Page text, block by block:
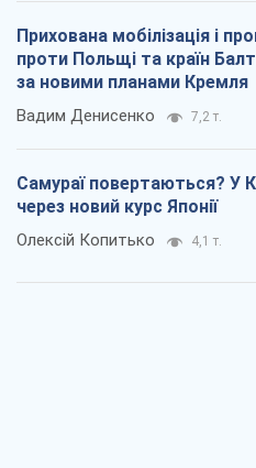
Прихована мобілізація і
проти Польщі та країн
за новими планами Кремля
Вадим Денисенко 7,2 т.
Самураї повертаються? У
через новий курс Японії
Олексій Копитько 4,1 т.